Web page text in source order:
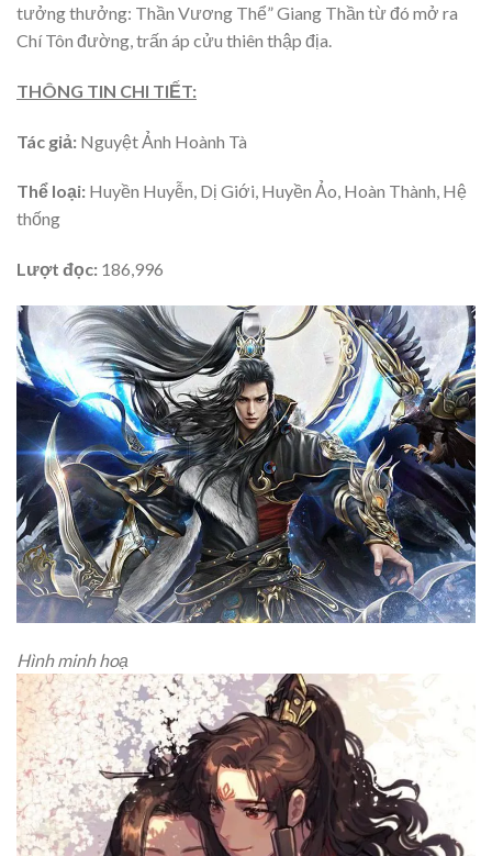
tưởng thưởng: Thần Vương Thể” Giang Thần từ đó mở ra
Chí Tôn đường, trấn áp cửu thiên thập địa.
THÔNG TIN CHI TIẾT:
Tác giả: Nguyệt Ảnh Hoành Tà
Thể loại: Huyền Huyễn, Dị Giới, Huyền Ảo, Hoàn Thành, Hệ
thống
Lượt đọc: 186,996
Hình minh hoạ